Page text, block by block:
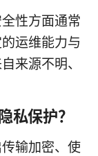
性方面通常
运维能力与
来源不明、
私保护？
输加密、使